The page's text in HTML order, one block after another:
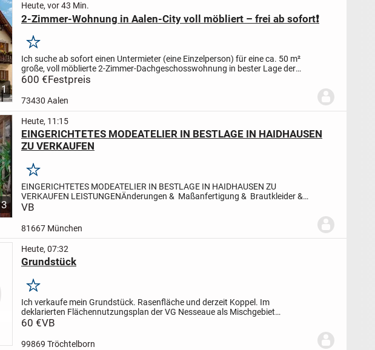
1
Heute, vor 43 Min.
2-Zimmer-Wohnung in Aalen-City voll möbliert – frei ab sofort❗️
Merken
Ich suche ab sofort einen Untermieter (eine Einzelperson) für eine ca. 50 m²
große, voll möblierte 2-Zimmer-Dachgeschosswohnung in bester Lage der
Aalen-City.Top-Lage
600 €Festpreis
73430 Aalen
3
Heute, 11:15
EINGERICHTETES MODEATELIER IN BESTLAGE IN HAIDHAUSEN
ZU VERKAUFEN
Merken
EINGERICHTETES MODEATELIER IN BESTLAGE IN HAIDHAUSEN ZU
VERKAUFEN LEISTUNGENÄnderungen & Maßanfertigung & Brautkleider &
Eigenes Design
VB
81667 München
Heute, 07:32
Grundstück
Merken
Ich verkaufe mein Grundstück. Rasenfläche und derzeit Koppel. Im
deklarierten Flächennutzungsplan der VG Nesseaue als Mischgebiet
ausgewiesen, so dass es zukünftig bebaut werden kann. Nach Rücksprache...
60 €VB
99869 Tröchtelborn